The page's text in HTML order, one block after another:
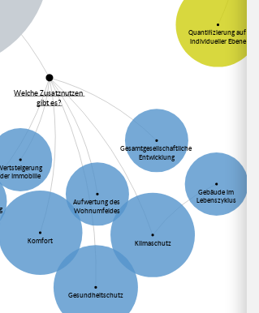
Welche Zusatznutzen
gibt es?
Komfort Klimaschutz
der Immobilie
Gesundheitschutz
Aufwertung des
Wohnumfeldes
Gesamtgesellschaftliche
Entwicklung
Quantifizierung auf
individueller Ebene
Gebäude im
Lebenszyklus